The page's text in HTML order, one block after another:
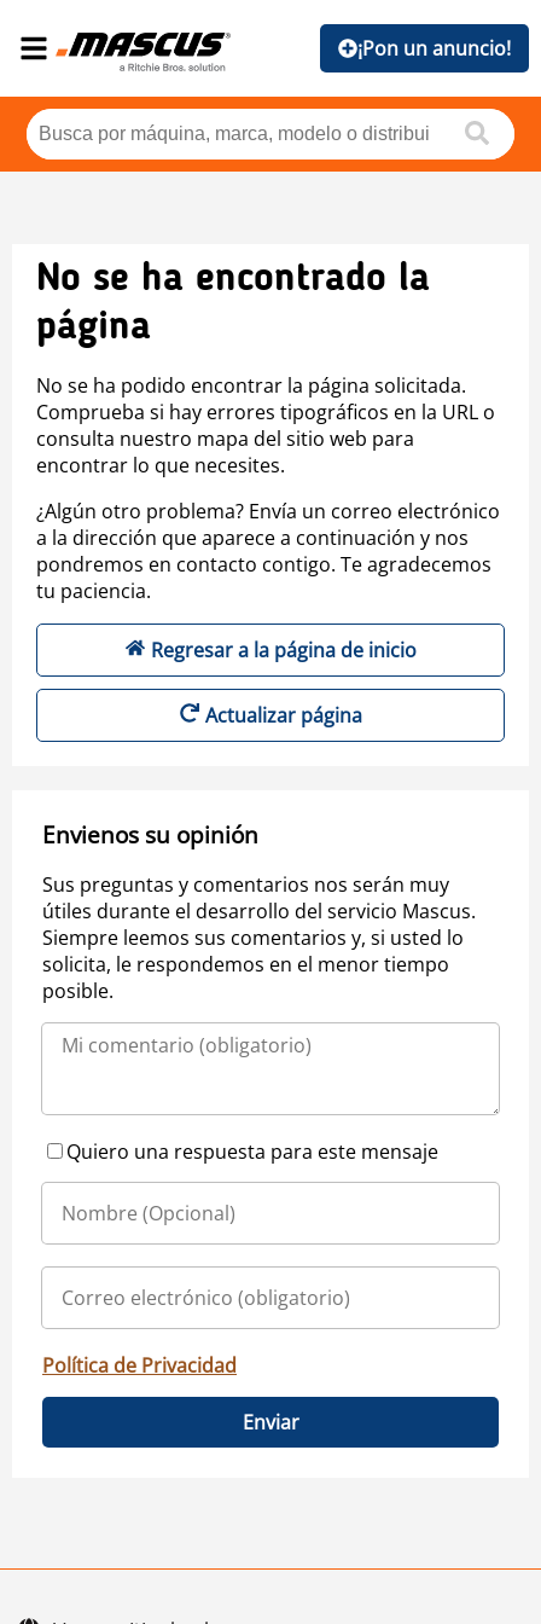
¡Pon un anuncio!
No se ha encontrado la
página
No se ha podido encontrar la página solicitada.
Comprueba si hay errores tipográficos en la URL o
consulta nuestro mapa del sitio web para
encontrar lo que necesites.
¿Algún otro problema? Envía un correo electrónico
a la dirección que aparece a continuación y nos
pondremos en contacto contigo. Te agradecemos
tu paciencia.
Regresar a la página de inicio
Actualizar página
Envienos su opinión
Sus preguntas y comentarios nos serán muy
útiles durante el desarrollo del servicio Mascus.
Siempre leemos sus comentarios y, si usted lo
solicita, le respondemos en el menor tiempo
posible.
Quiero una respuesta para este mensaje
Política de Privacidad
Enviar